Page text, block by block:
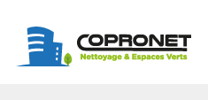
Copronet Nettoyage & espaces